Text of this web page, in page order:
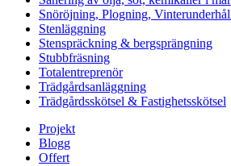
Snöröjning, Plogning,
Stenläggning
Stenspräckning & bergsprängning
Stubbfräsning
Totalentreprenör
Trädgårdsanläggning
Trädgårdsskötsel & Fastighetsskötsel
Projekt
Blogg
Offert